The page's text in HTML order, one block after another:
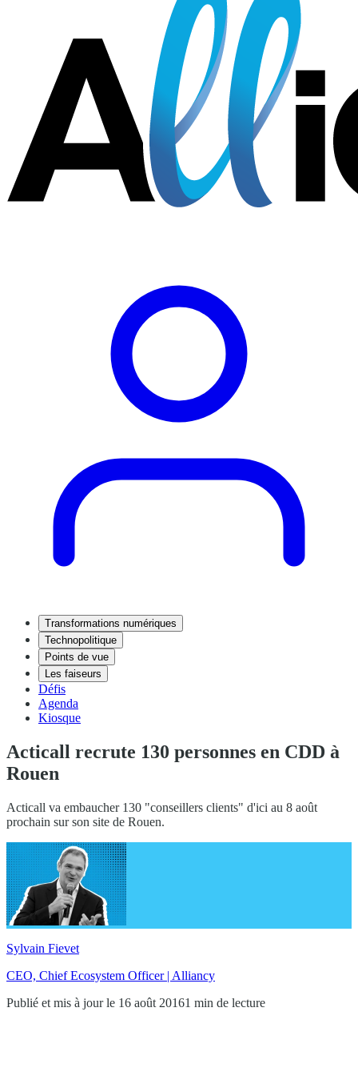
Transformations numériques
Technopolitique
Points de vue
Les faiseurs
Défis
Agenda
Kiosque
Acticall recrute 130 personnes en CDD à
Rouen
Acticall va embaucher 130 "conseillers clients" d'ici au 8 août
prochain sur son site de Rouen.
Sylvain Fievet
CEO, Chief Ecosystem Officer | Alliancy
Publié et mis à jour le 16 août 20161 min de lecture